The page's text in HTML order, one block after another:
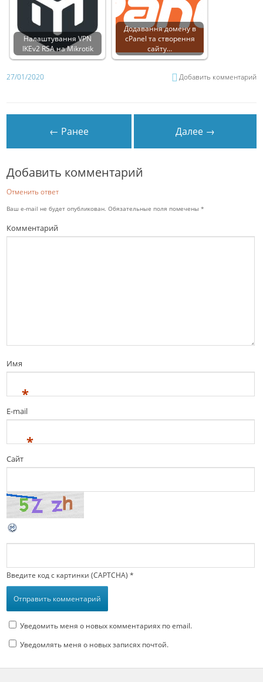
Налаштування VPN
IKEv2 RSA на Mikrotik
Додавання домену в
cPanel та створення
сайту…
27/01/2020 Добавить комментарий
← Ранее Далее →
Добавить комментарий
Отменить ответ
Ваш e-mail не будет опубликован. Обязательные поля помечены*
Комментарий
Имя
*
E-mail
*
Сайт
Введите код с картинки (CAPTCHA) *
Уведомить меня о новых комментариях по email.
Уведомлять меня о новых записях почтой.